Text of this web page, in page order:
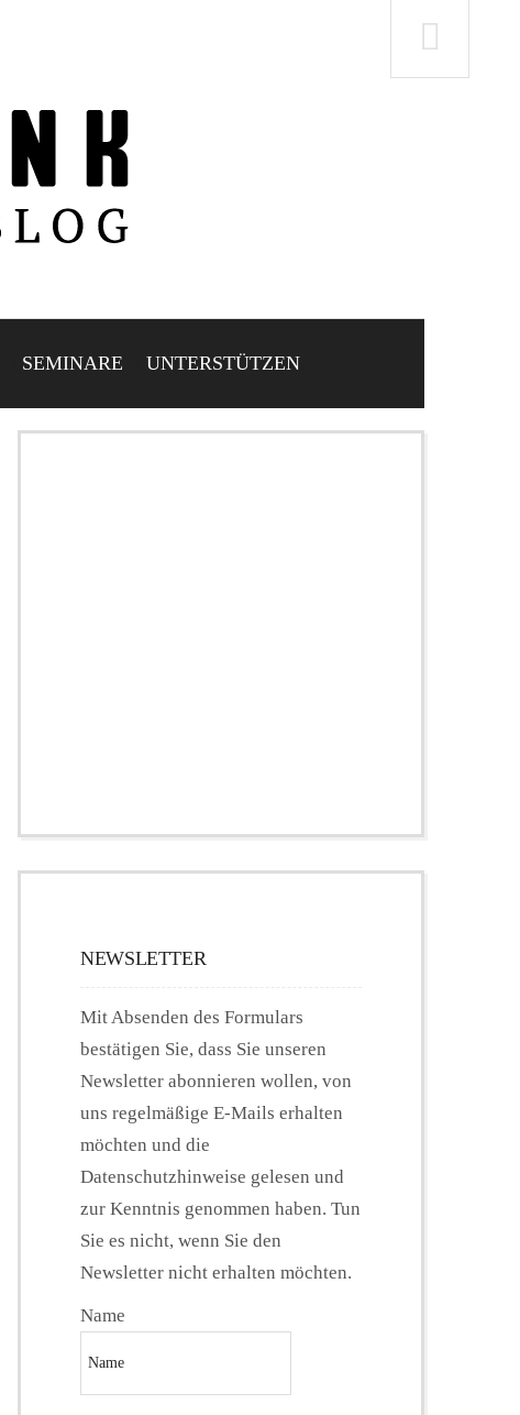
SEMINARE UNTERSTÜTZEN
NEWSLETTER
Mit Absenden des Formulars
bestätigen Sie, dass Sie unseren
Newsletter abonnieren wollen, von
uns regelmäßige E-Mails erhalten
möchten und die
Datenschutzhinweise gelesen und
zur Kenntnis genommen haben. Tun
Sie es nicht, wenn Sie den
Newsletter nicht erhalten möchten.
Name